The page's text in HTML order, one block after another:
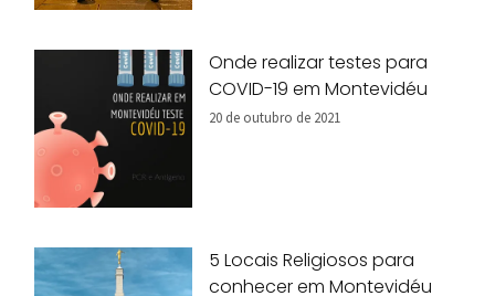
Onde realizar testes para
COVID-19 em Montevidéu
20 de outubro de 2021
5 Locais Religiosos para
conhecer em Montevidéu